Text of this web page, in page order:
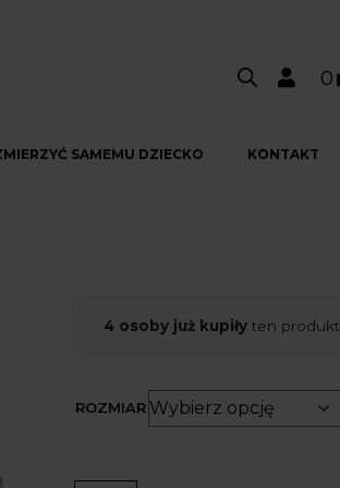
0
SAMEMU DZIECKO KONTAKT
4 osoby już kupiły ten produkt
ROZMIAR